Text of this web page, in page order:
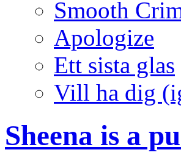
Smooth
Apologize
Ett sista glas
Vill ha dig
Sheena is a